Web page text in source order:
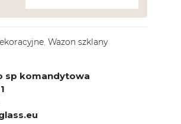
, Wazon szklany
sp komandytowa